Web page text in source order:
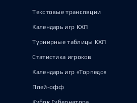
Текстовые трансляции
Календарь игр КХЛ
Турнирные таблицы КХЛ
Статистика игроков
Календарь игр «Торпедо»
Плей-офф